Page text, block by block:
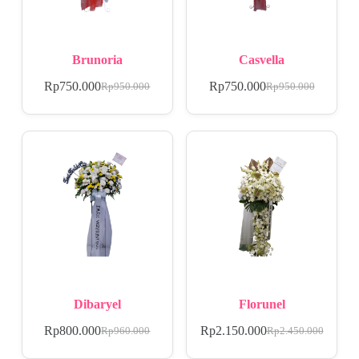
Brunoria
Rp950.000
Rp750.000
Casvella
Rp950.000
Rp750.000
Dibaryel
Rp960.000
Rp800.000
Florunel
Rp2.450.000
Rp2.150.000